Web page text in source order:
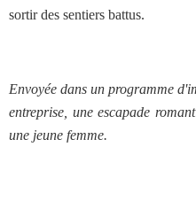
sortir des sentiers battus.
Envoyée dans un programme
entreprise, une escapade
une jeune femme.